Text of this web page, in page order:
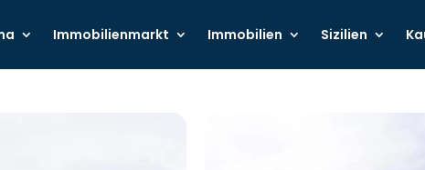
Immobilienmarkt Immobilien Sizilien